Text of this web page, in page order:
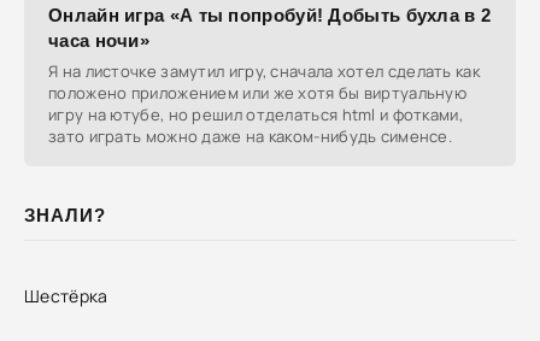
Онлайн игра «А ты попробуй! Добыть бухла в 2
часа ночи»
Я на листочке замутил игру, сначала хотел сделать как
положено приложением или же хотя бы виртуальную
игру на ютубе, но решил отделаться html и фотками,
зато играть можно даже на каком-нибудь сименсе.
ЗНАЛИ?
Шестёрка